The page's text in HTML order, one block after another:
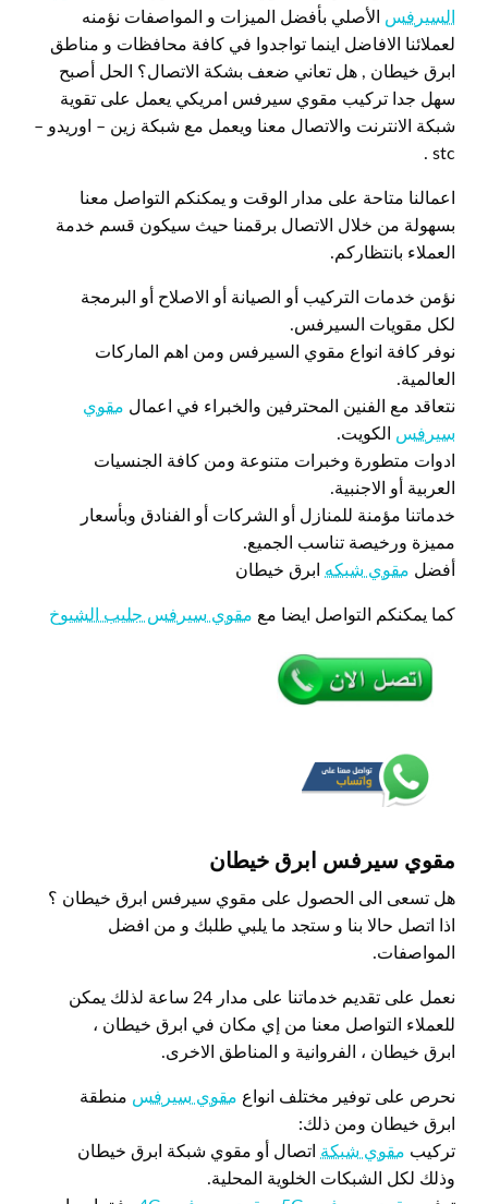
السيرفس الأصلي بأفضل الميزات و المواصفات نؤمنه
لعملائنا الافاضل اينما تواجدوا في كافة محافظات و مناطق
ابرق خيطان , هل تعاني ضعف بشكة الاتصال؟ الحل أصبح
سهل جدا تركيب مقوي سيرفس امريكي يعمل على تقوية
شبكة الانترنت والاتصال معنا ويعمل مع شبكة زين – اوريدو –
stc .
اعمالنا متاحة على مدار الوقت و يمكنكم التواصل معنا
بسهولة من خلال الاتصال برقمنا حيث سيكون قسم خدمة
العملاء بانتظاركم.
نؤمن خدمات التركيب أو الصيانة أو الاصلاح أو البرمجة
لكل مقويات السيرفس.
نوفر كافة انواع مقوي السيرفس ومن اهم الماركات
العالمية.
نتعاقد مع الفنين المحترفين والخبراء في اعمال مقوي
سيرفس الكويت.
ادوات متطورة وخبرات متنوعة ومن كافة الجنسيات
العربية أو الاجنبية.
خدماتنا مؤمنة للمنازل أو الشركات أو الفنادق وبأسعار
مميزة ورخيصة تناسب الجميع.
أفضل مقوي شبكه ابرق خيطان
كما يمكنكم التواصل ايضا مع مقوي سيرفس جليب الشيوخ
مقوي سيرفس ابرق خيطان
هل تسعى الى الحصول على مقوي سيرفس ابرق خيطان ؟
اذا اتصل حالا بنا و ستجد ما يلبي طلبك و من افضل
المواصفات.
نعمل على تقديم خدماتنا على مدار 24 ساعة لذلك يمكن
للعملاء التواصل معنا من إي مكان في ابرق خيطان ،
ابرق خيطان ، الفروانية و المناطق الاخرى.
نحرص على توفير مختلف انواع مقوي سيرفس منطقة
ابرق خيطان ومن ذلك:
تركيب مقوي شبكة اتصال أو مقوي شبكة ابرق خيطان
وذلك لكل الشبكات الخلوية المحلية.